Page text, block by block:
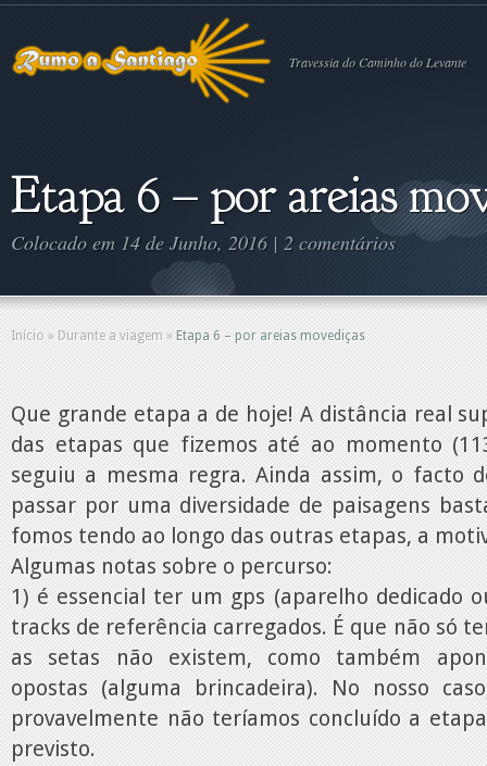
Travessia do Caminho do Levante
Etapa 6 – por areias
Colocado em 14 de Junho, 2016 | 2 comentários
Início » Durante a viagem » Etapa 6 – por areias movediças
Que grande etapa a de hoje! A distância real
das etapas que fizemos até ao momento
seguiu a mesma regra. Ainda assim, o facto
passar por uma diversidade de paisagens
fomos tendo ao longo das outras etapas, a
Algumas notas sobre o percurso:
1) é essencial ter um gps (aparelho dedicado
tracks de referência carregados. É que não só
as setas não existem, como também
opostas (alguma brincadeira). No nosso
provavelmente não teríamos concluído a
previsto.